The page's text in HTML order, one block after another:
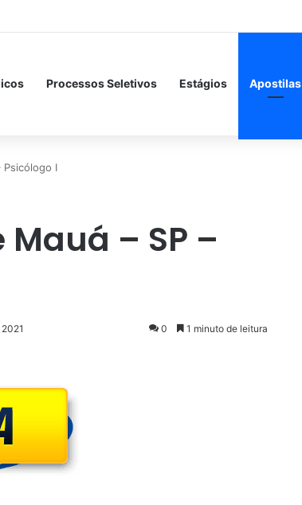
Processos Seletivos Estágios Apostilas
Psicólogo I
– SP –
0 1 minuto de leitura